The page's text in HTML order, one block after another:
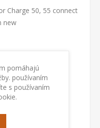
Charge 50, 55 connect
new
sklade
pomáhajú
používaním
s používaním